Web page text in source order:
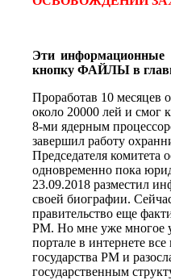
Эти информационные
кнопку ФАЙЛЫ в
Проработав 10 месяцев
около 20000 лей и смог
8-ми ядерным
завершил работу
Председателя комитета
одновременно пока
23.09.2018 разместил
своей биографии.
правительство еще
РМ. Но мне уже многое
портале в интернете
государства РМ и
государственным